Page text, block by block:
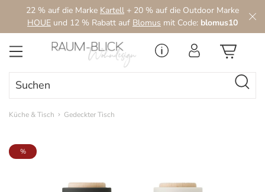
Zum Hauptinhalt springen
22 % auf die Marke Kartell + 20 % auf die Outdoor Marke
HOUE und 12 % Rabatt auf Blomus mit Code: blomus10
Küche & Tisch Gedeckter Tisch
Bildergalerie überspringen
%